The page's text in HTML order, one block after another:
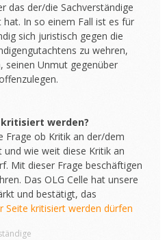
das der/die Sachverständige
In so einem Fall ist es für
sich juristisch gegen die
zu wehren,
seinen Unmut gegenüber
werden?
Frage ob Kritik an der/dem
wie weit diese Kritik an
Mit dieser Frage beschäftigen
Das OLG Celle hat unsere
und bestätigt, das
Seite kritisiert werden dürfen